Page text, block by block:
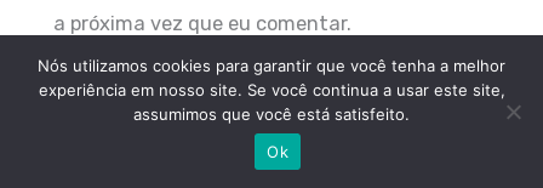
a próxima vez que eu comentar.
Nós utilizamos cookies para garantir que você tenha a melhor
experiência em nosso site. Se você continua a usar este site,
assumimos que você está satisfeito.
Ok